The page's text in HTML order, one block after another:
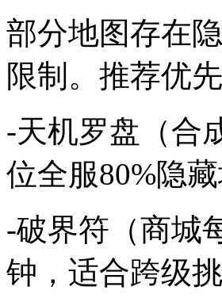
部分地图存在
限制。推荐优
-天机罗盘（合
位全服80%隐
-破界符（商城
钟，适合跨级